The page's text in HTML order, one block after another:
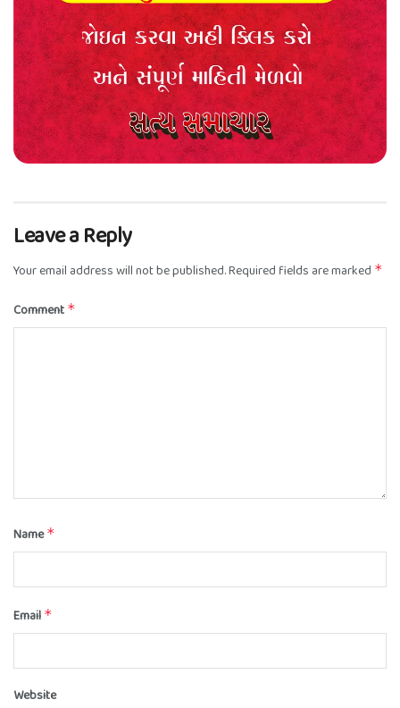
Leave a Reply
Your email address will not be published.Required fields are marked *
Comment *
Name*
Email *
Website